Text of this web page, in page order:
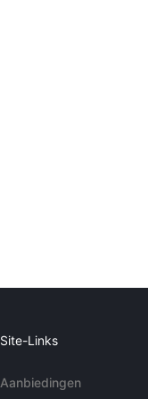
Site-Links
Aanbiedingen